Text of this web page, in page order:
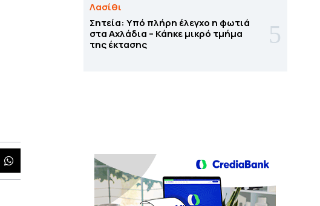
Λασίθι
Σητεία: Υπό πλήρη έλεγχο η φωτιά
στα Αχλάδια – Κάηκε μικρό τμήμα
της έκτασης